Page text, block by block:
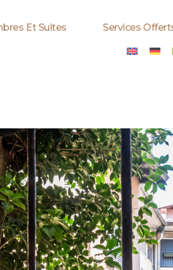
Et Suites Services